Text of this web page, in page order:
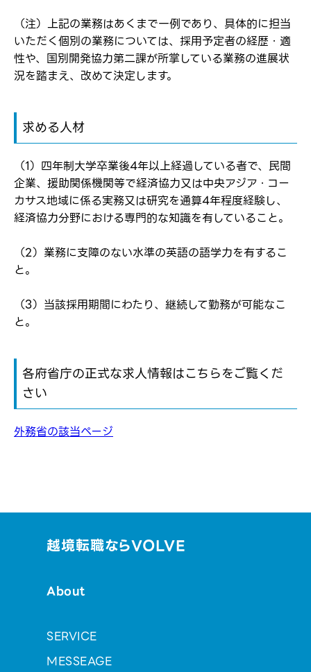
応募完了通知をする
転職報告をする
※パスワードを忘れた方はコチラ
新規会員登録
（注）上記の業務はあくまで一例であり、具体的に担当
いただく個別の業務については、採用予定者の経歴・適
性や、国別開発協力第二課が所掌している業務の進展状
況を踏まえ、改めて決定します。
求める人材
（1）四年制大学卒業後4年以上経過している者で、民間
企業、援助関係機関等で経済協力又は中央アジア・コー
カサス地域に係る実務又は研究を通算4年程度経験し、
経済協力分野における専門的な知識を有していること。
（2）業務に支障のない水準の英語の語学力を有するこ
と。
（3）当該採用期間にわたり、継続して勤務が可能なこ
と。
各府省庁の正式な求人情報はこちらをご覧くだ
さい
外務省の該当ページ
越境転職ならVOLVE
About
SERVICE
MESSEAGE